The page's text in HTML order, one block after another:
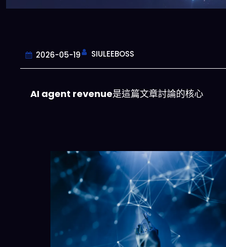
2026-05-19 SIULEEBOSS
AI agent revenue是這篇文章討論的核心